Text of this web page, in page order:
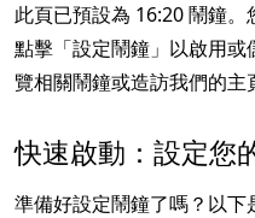
此頁已預設為 16:20 鬧鐘。
點擊「設定鬧鐘」以啟用
覽相關鬧鐘或造訪我們的主
快速啟動：設定您
準備好設定鬧鐘了嗎？以